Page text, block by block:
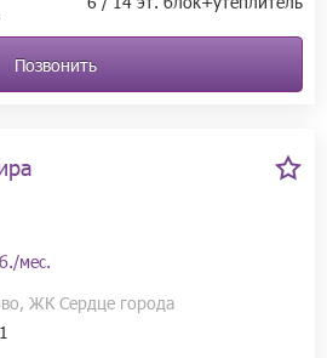
Позвонить
мес.
ЖК Сердце города